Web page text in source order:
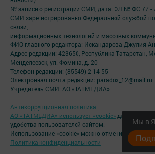
Мы в
№ записи о регистрации СМИ, дата: ЭЛ № ФС 77 -
СМИ зарегистрированно Федеральной службой
связи,
информационных технологий и массовых
ФИО главного редактора: Искандарова Джулия
Адрес редакции: 423650, Республика Татарстан,
Менделеевск, ул. Фомина, д. 20
Телефон редакции: (85549) 2-14-55
Электронная почта редакции: paradox_12@mail.ru
Учредитель СМИ: АО «ТАТМЕДИА»
Антикоррупционная политика
АО «ТАТМЕДИА» использует «cookie» для
удобства пользователей сайтом.
Использование «cookie» можно отменить в
Политика конфиденциальности